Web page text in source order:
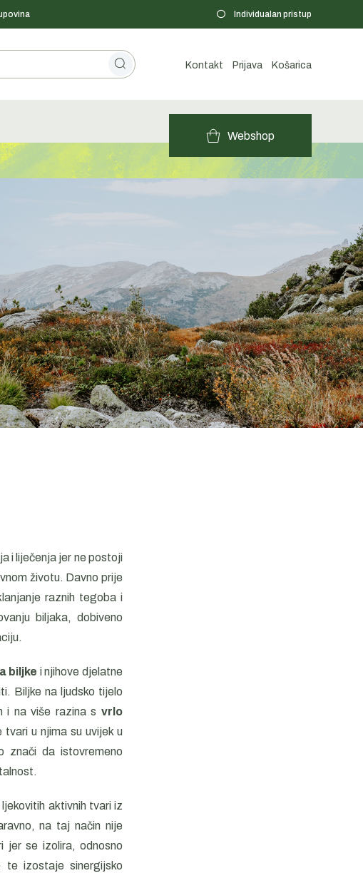
Individualan pristup
Kontakt Prijava Košarica
Webshop
i liječenja jer ne postoji
životu. Davno prije
raznih tegoba i
biljaka, dobiveno
biljke i njihove djelatne
Biljke na ljudsko tijelo
i na više razina s vrlo
tvari u njima su uvijek u
znači da istovremeno
aktivnih tvari iz
na taj način nije
jer se izolira, odnosno
te izostaje sinergijsko